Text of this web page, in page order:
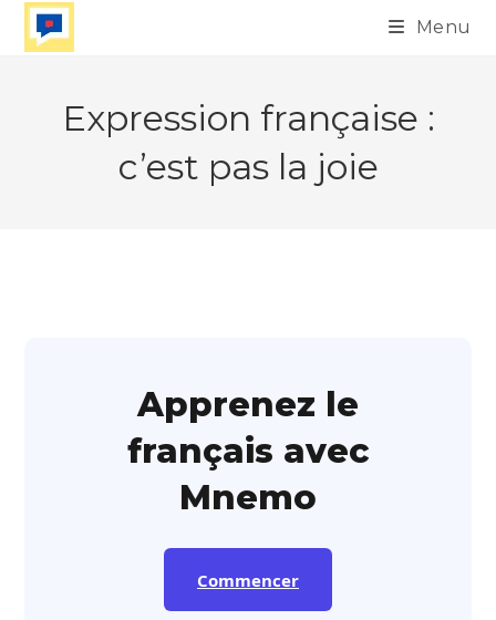
Skip
Menu
Expression française :
c’est pas la joie
Apprenez le
français avec
Mnemo
Commencer